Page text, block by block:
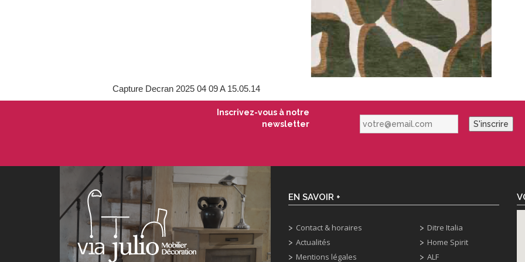
Capture Decran 2025 04 09 A 15.05.14
Inscrivez-vous à notre
newsletter
votre@email.com S'inscrire
EN SAVOIR +
Contact & horaires
Actualités
Mentions légales
Ditre Italia
Home Spirit
ALF